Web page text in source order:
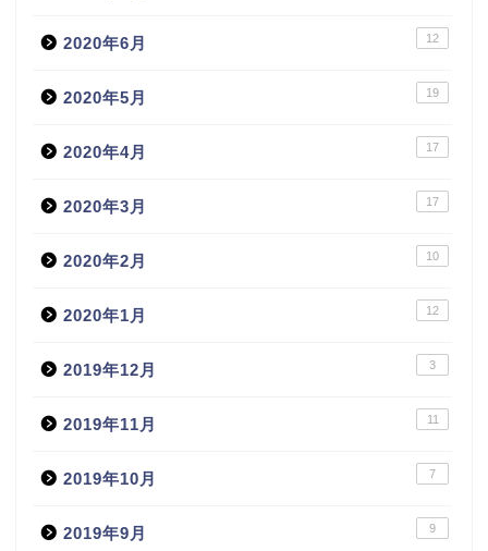
2020年6月 12
2020年5月 19
2020年4月 17
2020年3月 17
2020年2月 10
2020年1月 12
2019年12月 3
2019年11月 11
2019年10月 7
2019年9月 9